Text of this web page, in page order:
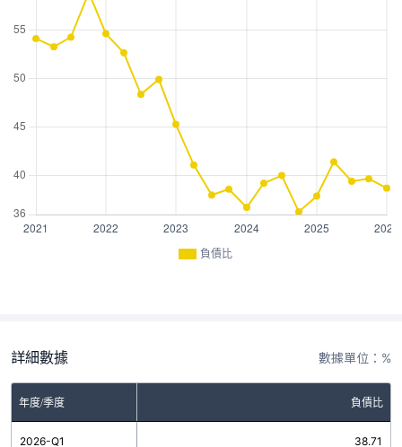
負債比
詳細數據 數據單位：%
年度/季度 負債比
2026-Q1 38.71